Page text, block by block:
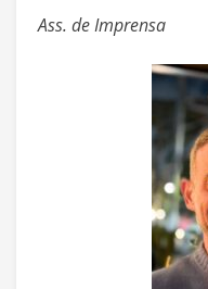
Ass. de Imprensa